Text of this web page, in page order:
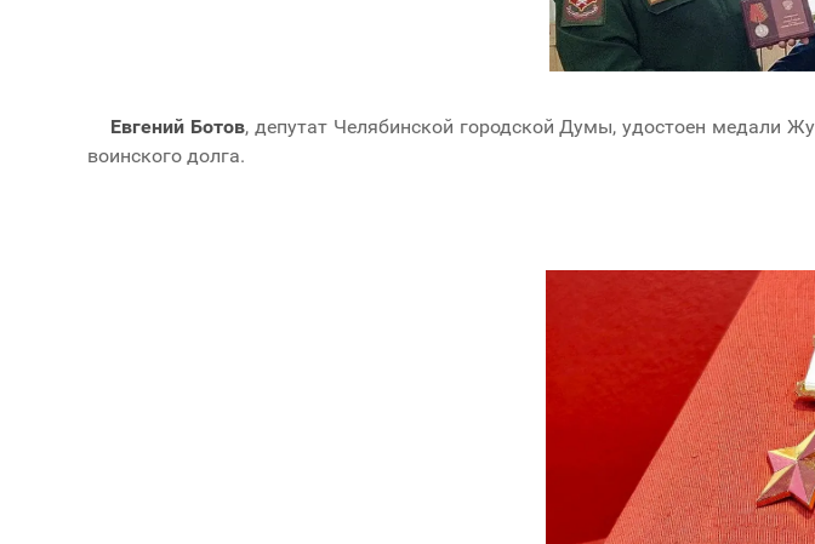
Евгений Ботов, депутат Челябинской городской Думы, удостоен медали
воинского долга.